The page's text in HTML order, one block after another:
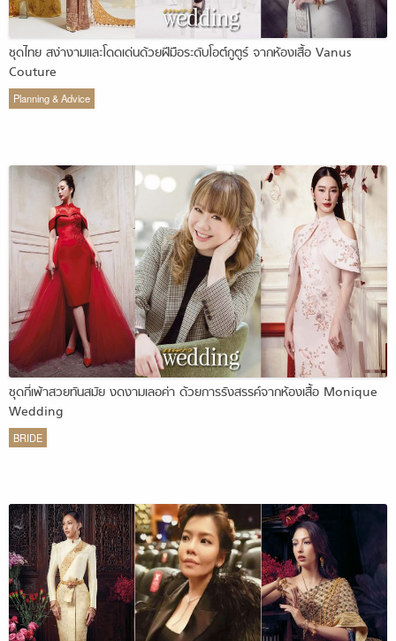
ชุดไทย สง่างามและโดดเด่นด้วยฝีมือระดับโอต์กูตูร์ จากห้องเสื้อ Vanus
Couture
Planning & Advice
ชุดกี่เพ้าสวยทันสมัย งดงามเลอค่า ด้วยการรังสรรค์จากห้องเสื้อ Monique
Wedding
BRIDE